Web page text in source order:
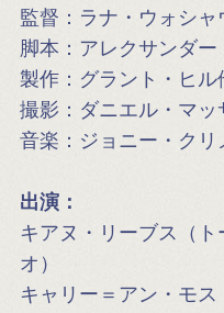
監督：ラナ・ウォシャ
脚本：アレクサンダー
製作：グラント・ヒル
撮影：ダニエル・マッ
音楽：ジョニー・クリ
出演：
キアヌ・リーブス（
オ）
キャリー＝アン・モス